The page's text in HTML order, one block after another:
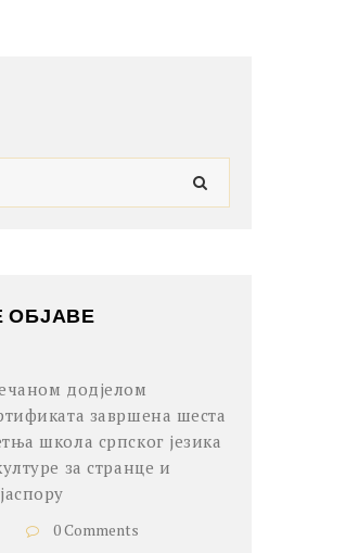
додјелом
завршена шеста
школа српског језика
за странце и
0 Comments